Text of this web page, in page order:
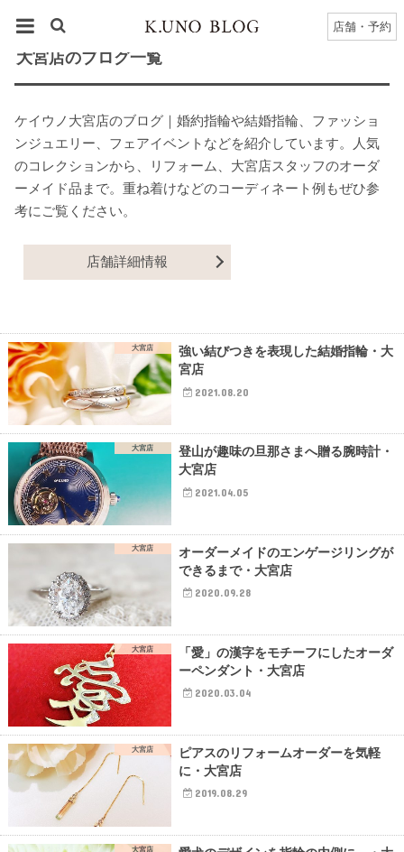
店舗・予約
大宮店のブログ一覧
ケイウノ大宮店のブログ｜婚約指輪や結婚指輪、ファッショ
ンジュエリー、フェアイベントなどを紹介しています。人気
のコレクションから、リフォーム、大宮店スタッフのオーダ
ーメイド品まで。重ね着けなどのコーディネート例もぜひ参
考にご覧ください。
店舗詳細情報
大宮店
強い結びつきを表現した結婚指輪・大
宮店
2021.08.20
大宮店
登山が趣味の旦那さまへ贈る腕時計・
大宮店
2021.04.05
大宮店
オーダーメイドのエンゲージリングが
できるまで・大宮店
2020.09.28
大宮店
「愛」の漢字をモチーフにしたオーダ
ーペンダント・大宮店
2020.03.04
大宮店
ピアスのリフォームオーダーを気軽
に・大宮店
2019.08.29
大宮店